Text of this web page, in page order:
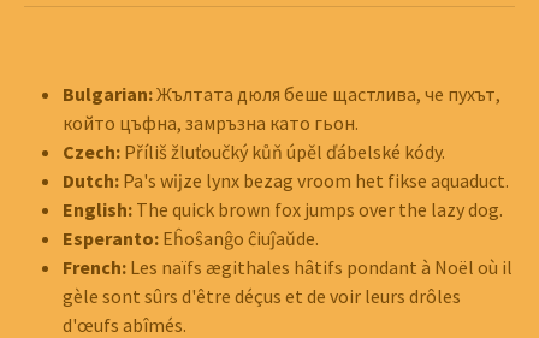
Bulgarian:Жълтата дюля беше щастлива, че пухът,
който цъфна, замръзна като гьон.
Czech: Příliš žluťoučký kůň úpěl ďábelské kódy.
Dutch: Pa's wĳze lynx bezag vroom het fikse aquaduct.
English: The quick brown fox jumps over the lazy dog.
Esperanto: Eĥoŝanĝo ĉiuĵaŭde.
French: Les naïfs ægithales hâtifs pondant à Noël où il
gèle sont sûrs d'être déçus et de voir leurs drôles
d'œufs abîmés.